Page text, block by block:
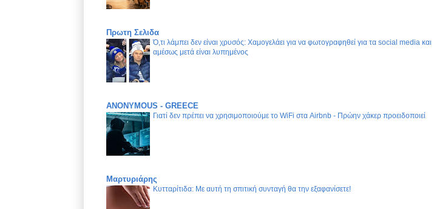
Πρωτη Σελιδα
Ό,τι λάμπει δεν είναι χρυσός: Χαμογελάει για να φωτογραφηθεί για τα social media και
αμέσως μετά είναι λυπημένος
ANONYMOUS - GREECE
Γιατί δεν πρέπει να χρησιμοποιούμε το WiFi στα Airbnb - Πρώην χάκερ προειδοποιεί
Μαρτυριάρης
Κυτταρίτιδα: Με αυτή τη σπιτική συνταγή θα την εξαφανίσετε!